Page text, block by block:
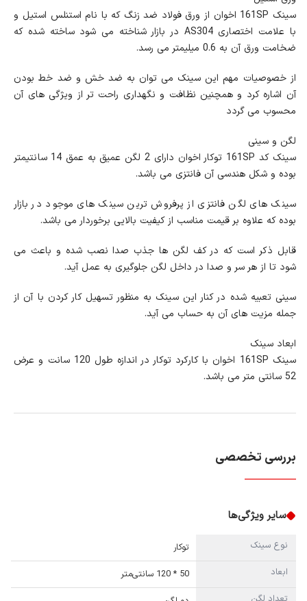
سینک 161SP اخوان از ورق فولاد ضد زنگ که با نام استنلس استیل و
با علامت اختصاری AS304 در بازار شناخته می شود ساخته شده که
ضخامت ورق آن به 0.6 میلیمتر می رسد.
از خصوصیات مهم این سینک می توان به ضد خش و ضد خط بودن
آن اشاره کرد و همچنین نظافت و نگهداری راحت تر از ویژگی های آن
محسوب می گردد
لگن و سینی
سینک کد 161SP توکار اخوان دارای 2 لگن عمیق به عمق 14 سانتیمتر
بوده و شکل هندسی آن فانتزی می باشد.
سینک های لگن فانتزی از پرفروش ترین سینک های موجود در بازار
بوده که علاوه بر قیمت مناسب از کیفیت بالایی برخوردار می باشد.
قابل ذکر است که در کف لگن ها جذب صدا نصب شده و باعث می
شود تا از هر سر و صدا در داخل لگن جلوگیری به عمل آید.
سینی تعبیه شده در کنار این سینک به منظور تسهیل کار کردن با آن از
جمله مزیت های آن به حساب می آید.
ابعاد سینک
سینک 161SP اخوان با کارکرد توکار در اندازه طول 120 سانت و عرض
52 سانتی متر می باشد.
بررسی تخصصی
سایر ویژگی‌ها
نوع سینک
توکار
ابعاد
50 * 120 سانتی‌متر